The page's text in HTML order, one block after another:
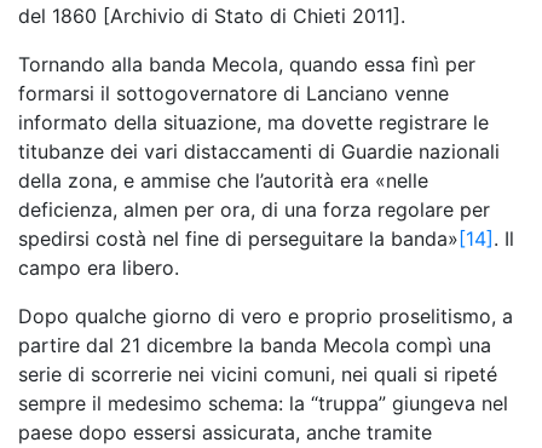
del 1860 [Archivio di Stato di Chieti 2011].
Tornando alla banda Mecola, quando essa finì per
formarsi il sottogovernatore di Lanciano venne
informato della situazione, ma dovette registrare le
titubanze dei vari distaccamenti di Guardie nazionali
della zona, e ammise che l’autorità era «nelle
deficienza, almen per ora, di una forza regolare per
spedirsi costà nel fine di perseguitare la banda» [14] . Il
campo era libero.
Dopo qualche giorno di vero e proprio proselitismo, a
partire dal 21 dicembre la banda Mecola compì una
serie di scorrerie nei vicini comuni, nei quali si ripeté
sempre il medesimo schema: la “truppa” giungeva nel
paese dopo essersi assicurata, anche tramite